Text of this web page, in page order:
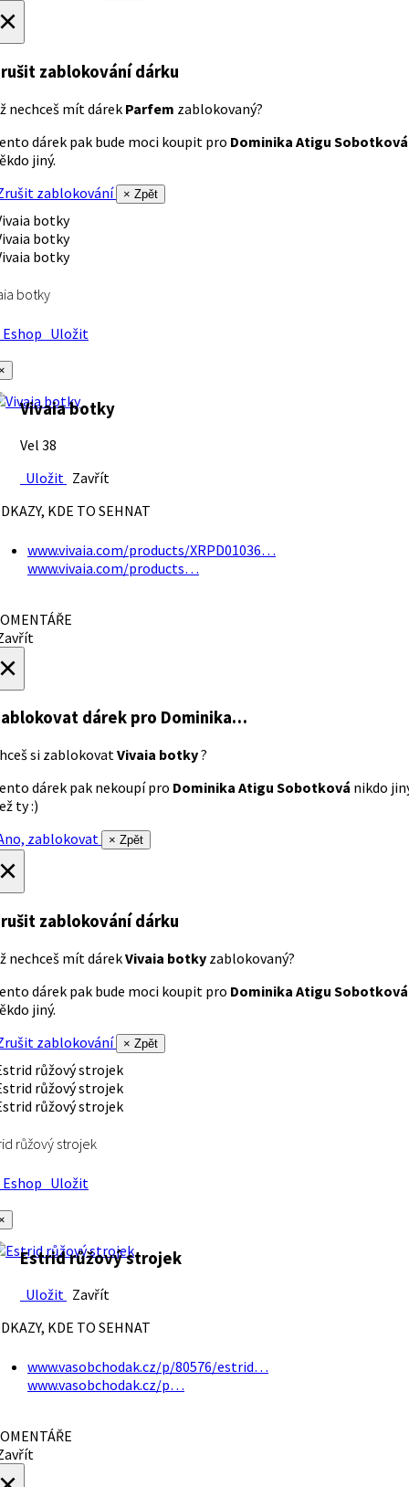
zablokování dárku
nechceš mít dárek Parfem zablokovaný?
dárek pak bude moci koupit pro Dominika Atigu Sobotková
jiný.
zablokování
× Zpět
botky
Uložit
Vivaia botky
Vel 38
Uložit Zavřít
KDE TO SEHNAT
www.vivaia.com/products/XRPD01036…
www.vivaia.com/products…
dárek pro Dominika…
si zablokovatVivaia botky?
dárek pak nekoupí pro Dominika Atigu Sobotková nikdo
ty :)
zablokovat
× Zpět
zablokování dárku
nechceš mít dárekVivaia botky zablokovaný?
dárek pak bude moci koupit pro Dominika Atigu Sobotková
jiný.
zablokování
× Zpět
růžový strojek
Uložit
Estrid růžový strojek
Uložit Zavřít
KDE TO SEHNAT
www.vasobchodak.cz/p/80576/estrid…
www.vasobchodak.cz/p…